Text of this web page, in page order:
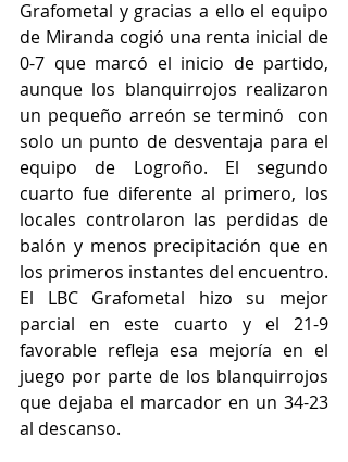
Grafometal y gracias a ello el equipo
de Miranda cogió una renta inicial de
0-7 que marcó el inicio de partido,
aunque los blanquirrojos realizaron
un pequeño arreón se terminó  con
solo un punto de desventaja para el
equipo de Logroño. El segundo
cuarto fue diferente al primero, los
locales controlaron las perdidas de
balón y menos precipitación que en
los primeros instantes del encuentro.
El LBC Grafometal hizo su mejor
parcial en este cuarto y el 21-9
favorable refleja esa mejoría en el
juego por parte de los blanquirrojos
que dejaba el marcador en un 34-23
al descanso.